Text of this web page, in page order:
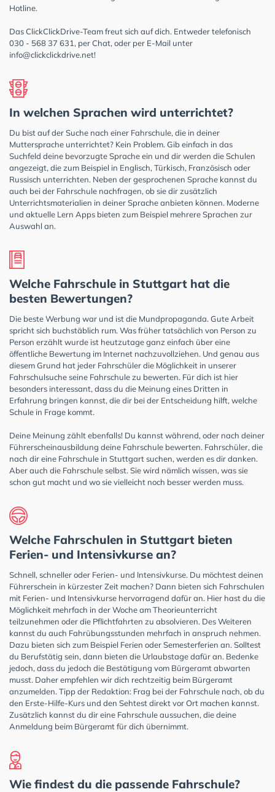
Hotline.
Das ClickClickDrive-Team freut sich auf dich. Entweder telefonisch
030 - 568 37 631, per Chat, oder per E-Mail unter
info@clickclickdrive.net!
In welchen Sprachen wird unterrichtet?
Du bist auf der Suche nach einer Fahrschule, die in deiner
Muttersprache unterrichtet? Kein Problem. Gib einfach in das
Suchfeld deine bevorzugte Sprache ein und dir werden die Schulen
angezeigt, die zum Beispiel in Englisch, Türkisch, Französisch oder
Russisch unterrichten. Neben der gesprochenen Sprache kannst du
auch bei der Fahrschule nachfragen, ob sie dir zusätzlich
Unterrichtsmaterialien in deiner Sprache anbieten können. Moderne
und aktuelle Lern Apps bieten zum Beispiel mehrere Sprachen zur
Auswahl an.
Welche Fahrschule in Stuttgart hat die
besten Bewertungen?
Die beste Werbung war und ist die Mundpropaganda. Gute Arbeit
spricht sich buchstäblich rum. Was früher tatsächlich von Person zu
Person erzählt wurde ist heutzutage ganz einfach über eine
öffentliche Bewertung im Internet nachzuvollziehen. Und genau aus
diesem Grund hat jeder Fahrschüler die Möglichkeit in unserer
Fahrschulsuche seine Fahrschule zu bewerten. Für dich ist hier
besonders interessant, dass du die Meinung eines Dritten in
Erfahrung bringen kannst, die dir bei der Entscheidung hilft, welche
Schule in Frage kommt.
Deine Meinung zählt ebenfalls! Du kannst während, oder nach deiner
Führerscheinausbildung deine Fahrschule bewerten. Fahrschüler, die
nach dir eine Fahrschule in Stuttgart suchen, werden es dir danken.
Aber auch die Fahrschule selbst. Sie wird nämlich wissen, was sie
schon gut macht und wo sie vielleicht noch besser werden muss.
Welche Fahrschulen in Stuttgart bieten
Ferien- und Intensivkurse an?
Schnell, schneller oder Ferien- und Intensivkurse. Du möchtest deinen
Führerschein in kürzester Zeit machen? Dann bieten sich Fahrschulen
mit Ferien- und Intensivkurse hervorragend dafür an. Hier hast du die
Möglichkeit mehrfach in der Woche am Theorieunterricht
teilzunehmen oder die Pflichtfahrten zu absolvieren. Des Weiteren
kannst du auch Fahrübungsstunden mehrfach in anspruch nehmen.
Dazu bieten sich zum Beispiel Ferien oder Semesterferien an. Solltest
du Berufstätig sein, dann bieten die Urlaubstage dafür an. Bedenke
jedoch, dass du jedoch die Bestätigung vom Bürgeramt abwarten
musst. Daher empfehlen wir dich rechtzeitig beim Bürgeramt
anzumelden. Tipp der Redaktion: Frag bei der Fahrschule nach, ob du
den Erste-Hilfe-Kurs und den Sehtest direkt vor Ort machen kannst.
Zusätzlich kannst du dir eine Fahrschule aussuchen, die deine
Anmeldung beim Bürgeramt für dich übernimmt.
Wie findest du die passende Fahrschule?